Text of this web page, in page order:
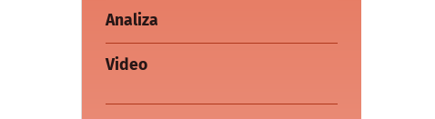
Analiza
Video